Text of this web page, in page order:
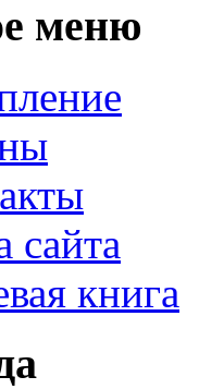
меню
сайта
книга